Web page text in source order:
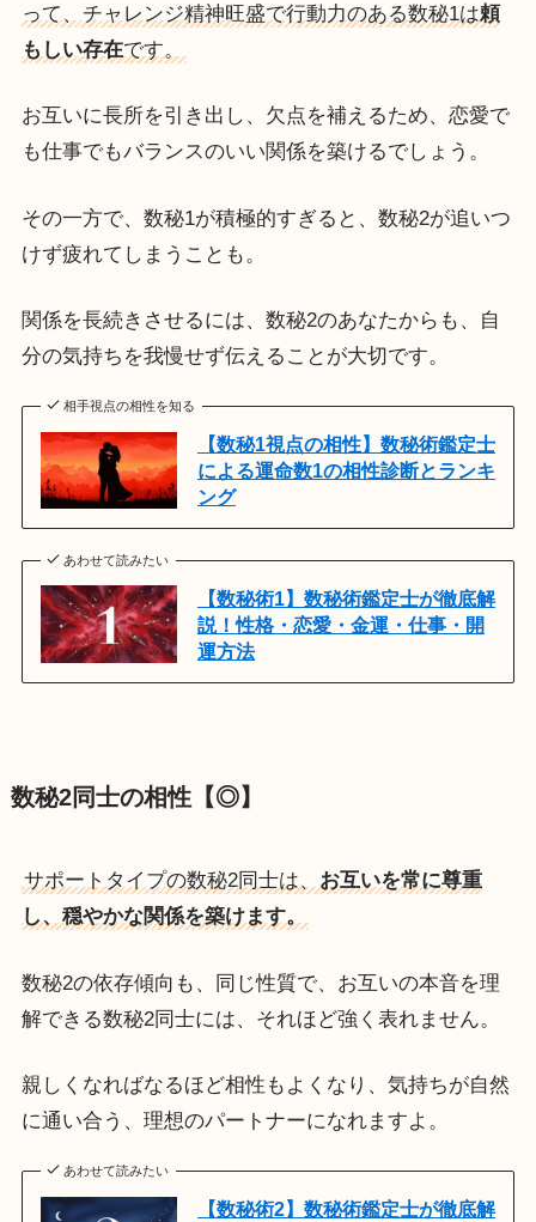
って、チャレンジ精神旺盛で行動力のある数秘1は頼
もしい存在です。
お互いに長所を引き出し、欠点を補えるため、恋愛で
も仕事でもバランスのいい関係を築けるでしょう。
その一方で、数秘1が積極的すぎると、数秘2が追いつ
けず疲れてしまうことも。
関係を長続きさせるには、数秘2のあなたからも、自
分の気持ちを我慢せず伝えることが大切です。
相手視点の相性を知る
【数秘1視点の相性】数秘術鑑定士
による運命数1の相性診断とランキ
ング
あわせて読みたい
【数秘術1】数秘術鑑定士が徹底解
説！性格・恋愛・金運・仕事・開
運方法
数秘2同士の相性【◎】
サポートタイプの数秘2同士は、 お互いを常に尊重
し、穏やかな関係を築けます。
数秘2の依存傾向も、同じ性質で、お互いの本音を理
解できる数秘2同士には、それほど強く表れません。
親しくなればなるほど相性もよくなり、気持ちが自然
に通い合う、理想のパートナーになれますよ。
あわせて読みたい
【数秘術2】数秘術鑑定士が徹底解